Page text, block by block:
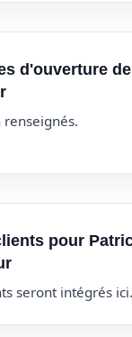
d'ouverture
pour
seront intégrés ici.